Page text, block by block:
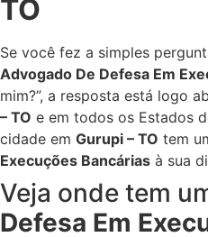
TO
Se você fez a simples
Advogado De Defesa Em
mim?”, a resposta está logo
– TO e em todos os Estados
cidade em Gurupi – TO tem
Execuções Bancárias à sua
Veja onde tem
Defesa Em